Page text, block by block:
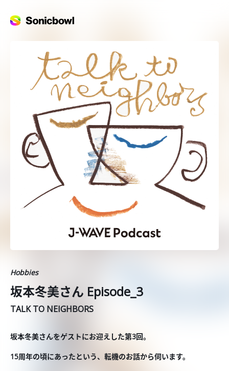
Hobbies
坂本冬美さん Episode_3
TALK TO NEIGHBORS
坂本冬美さんをゲストにお迎えした第3回。
15周年の頃にあったという、転機のお話から伺います。